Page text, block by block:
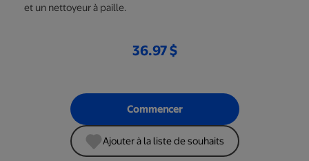
et un nettoyeur à paille.
36.97 $
Commencer
Ajouter à la liste de souhaits